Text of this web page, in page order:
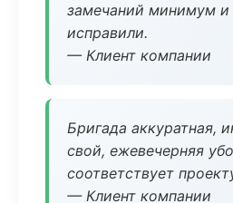
замечаний минимум и
исправили.
— Клиент компании
Бригада аккуратная,
свой, ежевечерняя
соответствует
— Клиент компании